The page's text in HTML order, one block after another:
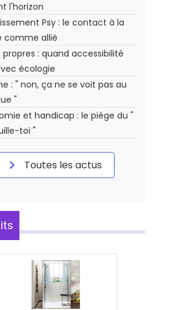
l'horizon
Psy : le contact à la
comme allié
propres : quand accessibilité
écologie
: " non, ça ne se voit pas au
"
et handicap : le piège du "
toi "
Toutes les actus